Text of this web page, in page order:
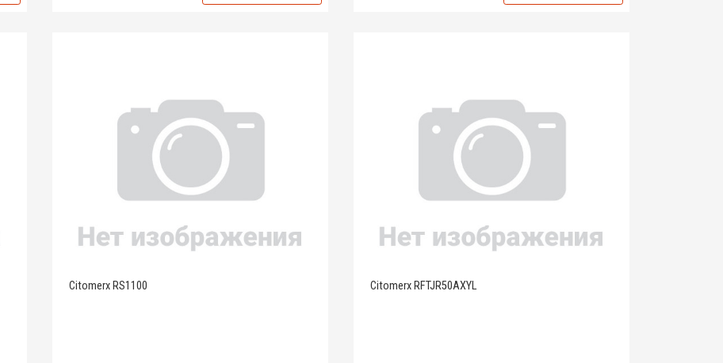
Citomerx RS1100 Citomerx RFTJR50AXYL